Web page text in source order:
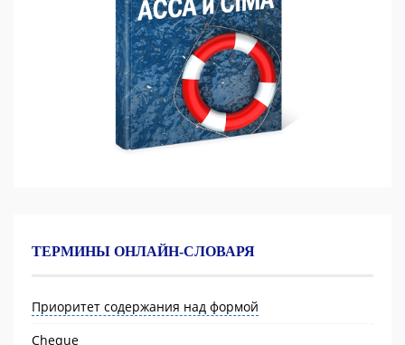
ТЕРМИНЫ ОНЛАЙН-СЛОВАРЯ
Приоритет содержания над формой
Cheque